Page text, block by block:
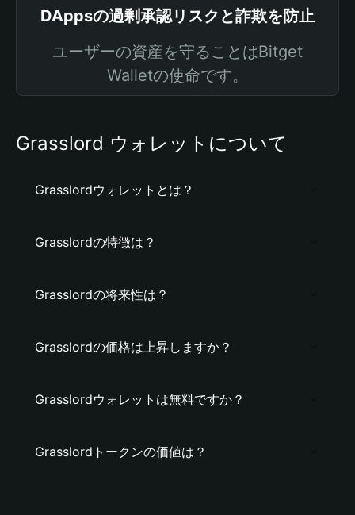
DAppsの過剰承認リスクと詐欺を防止
ユーザーの資産を守ることはBitget
Walletの使命です。
Grasslord ウォレットについて
Grasslordウォレットとは？
Grasslordの特徴は？
Grasslordの将来性は？
Grasslordの価格は上昇しますか？
Grasslordウォレットは無料ですか？
Grasslordトークンの価値は？